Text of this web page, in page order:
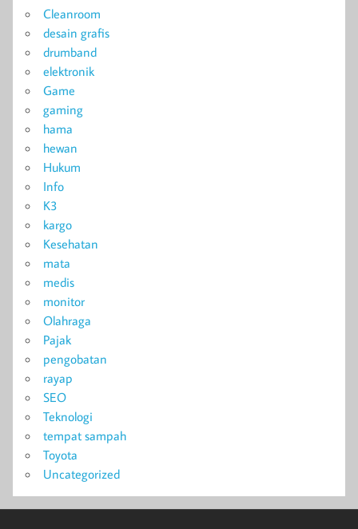
Cleanroom
desain grafis
drumband
elektronik
Game
gaming
hama
hewan
Hukum
Info
K3
kargo
Kesehatan
mata
medis
monitor
Olahraga
Pajak
pengobatan
rayap
SEO
Teknologi
tempat sampah
Toyota
Uncategorized